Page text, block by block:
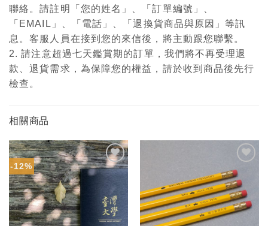
聯絡。請註明「您的姓名」、「訂單編號」、
「EMAIL」、「電話」、「退換貨商品與原因」等訊
息。客服人員在接到您的來信後，將主動跟您聯繫。
2. 請注意超過七天鑑賞期的訂單，我們將不再受理退
款、退貨需求，為保障您的權益，請於收到商品後先行
檢查。
相關商品
-12%
加入
望輕
單」
「願
望輕
單」